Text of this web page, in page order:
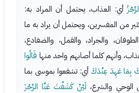
أي: العذاب، يحتمل أن المراد به:
من المفسرين، ويحتمل أن يراد به ما
والجراد، والقمل، والضفادع،
وأنهم كلما أصابهم واحد منها قَالُوا
بِمَا عَهِدَ عِنْدَكَ أي: تشفعوا بموسى بما
والشرع، لَئِنْ كَشَفْتَ عَنَّا الرِّجْزَ